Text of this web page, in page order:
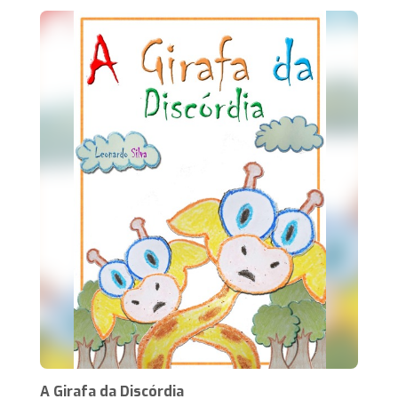
A Girafa da Discórdia